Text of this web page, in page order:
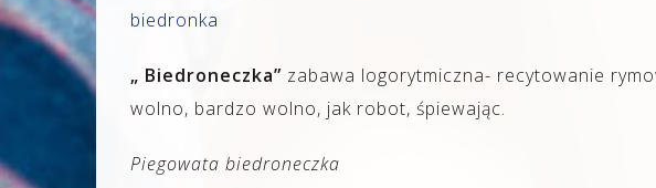
biedronka
„ Biedroneczka” zabawa logorytmiczna- recytowanie
wolno, bardzo wolno, jak robot, śpiewając.
Piegowata biedroneczka